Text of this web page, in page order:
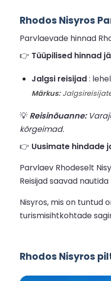
Rhodos Nisyros
Parvlaevade hinnad
👉 Tüüpilised hinnad
Jalgsi reisijad:
Märkus:
💡 Reisinõuanne:
kõrgeimad.
👉 Uusimate hindade
Parvlaev Rhodeselt
Reisijad saavad
Nisyros, mis on tuntud
turismisihtkohtade
Rhodos Nisyros